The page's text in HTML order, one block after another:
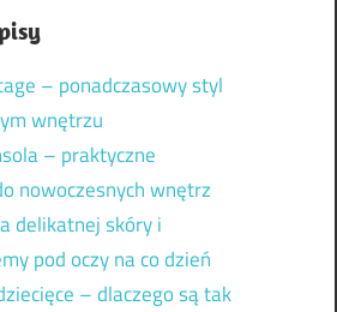
– ponadczasowy styl
wnętrzu
– praktyczne
nowoczesnych wnętrz
delikatnej skóry i
pod oczy na co dzień
– dlaczego są tak